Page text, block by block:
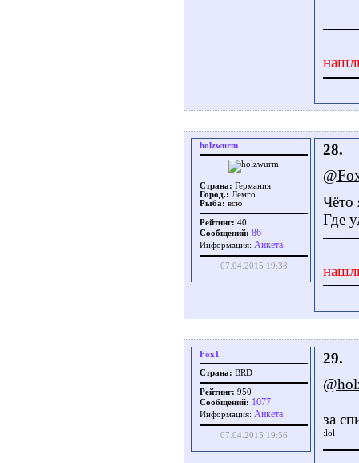
holzwurm
Страна: Германия
Город.: Лемго
Рыба: всю
Рейтинг: 40
Сообщений: 86
Информация: Aнкета
07.04.2015 19:38
28.
Чёто
Где
Fox1
Страна: BRD
Рейтинг: 950
Сообщений: 1077
Информация: Aнкета
07.04.2015 19:56
29.
за